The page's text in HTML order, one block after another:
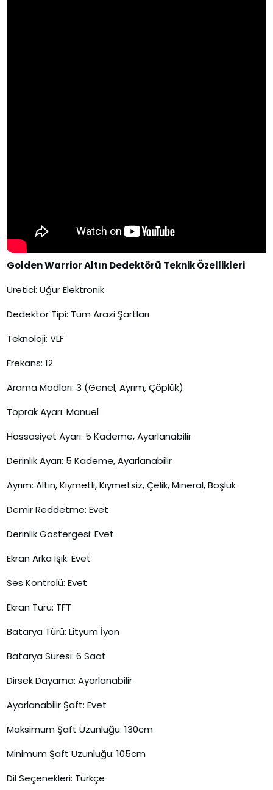
Golden Warrior Altın Dedektörü Teknik Özellikleri
Üretici: Uğur Elektronik
Dedektör Tipi: Tüm Arazi Şartları
Teknoloji: VLF
Frekans: 12
Arama Modları: 3 (Genel, Ayrım, Çöplük)
Toprak Ayarı: Manuel
Hassasiyet Ayarı: 5 Kademe, Ayarlanabilir
Derinlik Ayarı: 5 Kademe, Ayarlanabilir
Ayrım: Altın, Kıymetli, Kıymetsiz, Çelik, Mineral, Boşluk
Demir Reddetme: Evet
Derinlik Göstergesi: Evet
Ekran Arka Işık: Evet
Ses Kontrolü: Evet
Ekran Türü: TFT
Batarya Türü: Lityum İyon
Batarya Süresi: 6 Saat
Dirsek Dayama: Ayarlanabilir
Ayarlanabilir Şaft: Evet
Maksimum Şaft Uzunluğu: 130cm
Minimum Şaft Uzunluğu: 105cm
Dil Seçenekleri: Türkçe